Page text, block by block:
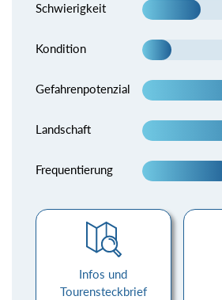
Schwierigkeit
Kondition
Gefahrenpotenzial
Landschaft
Frequentierung
Infos und
Tourensteckbrief